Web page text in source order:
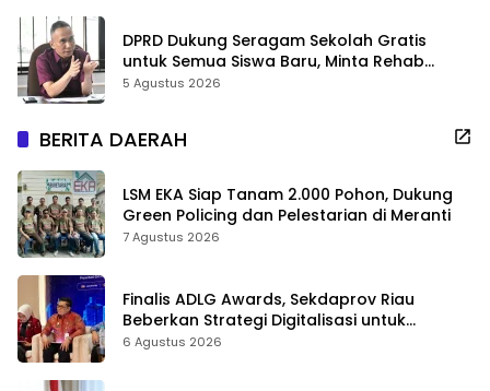
DPRD Dukung Seragam Sekolah Gratis
untuk Semua Siswa Baru, Minta Rehab
Sekolah Jangan Dikurangi
5 Agustus 2026
BERITA DAERAH
LSM EKA Siap Tanam 2.000 Pohon, Dukung
Green Policing dan Pelestarian di Meranti
7 Agustus 2026
Finalis ADLG Awards, Sekdaprov Riau
Beberkan Strategi Digitalisasi untuk
Tingkatkan Layanan Publik
6 Agustus 2026